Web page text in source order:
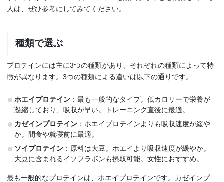
人は、ぜひ参考にしてみてください。
種類で選ぶ
プロテインには主に3つの種類があり、それぞれの種類によって特
徴が異なります。3つの種類による違いは以下の通りです。
ホエイプロテイン：最も一般的なタイプ。低カロリーで栄養が
凝縮しており、吸収が早い。トレーニング直後に最適。
カゼインプロテイン：ホエイプロテインよりも吸収速度が緩や
か。間食や就寝前に最適。
ソイプロテイン：原料は大豆。ホエイより吸収速度が緩やか。
大豆に含まれるイソフラボンも摂取可能。女性におすすめ。
最も一般的なプロテインは、ホエイプロテインです。カゼインプ